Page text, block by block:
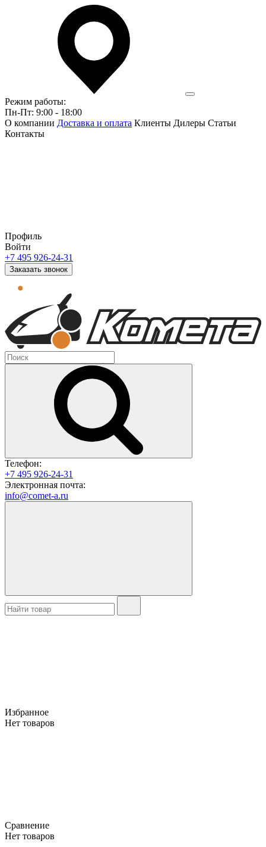
Режим работы:
Пн-Пт: 9:00 - 18:00
О компании Доставка и оплата Клиенты Дилеры Статьи
Контакты
Профиль
Войти
+7 495 926-24-31
Заказать звонок
Телефон:
+7 495 926-24-31
Электронная почта:
info@comet-a.ru
Избранное
Нет товаров
Сравнение
Нет товаров